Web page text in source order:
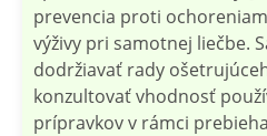
prevencia proti
výživy pri samotnej liečbe.
dodržiavať rady
konzultovať vhodnosť
prípravkov v rámci